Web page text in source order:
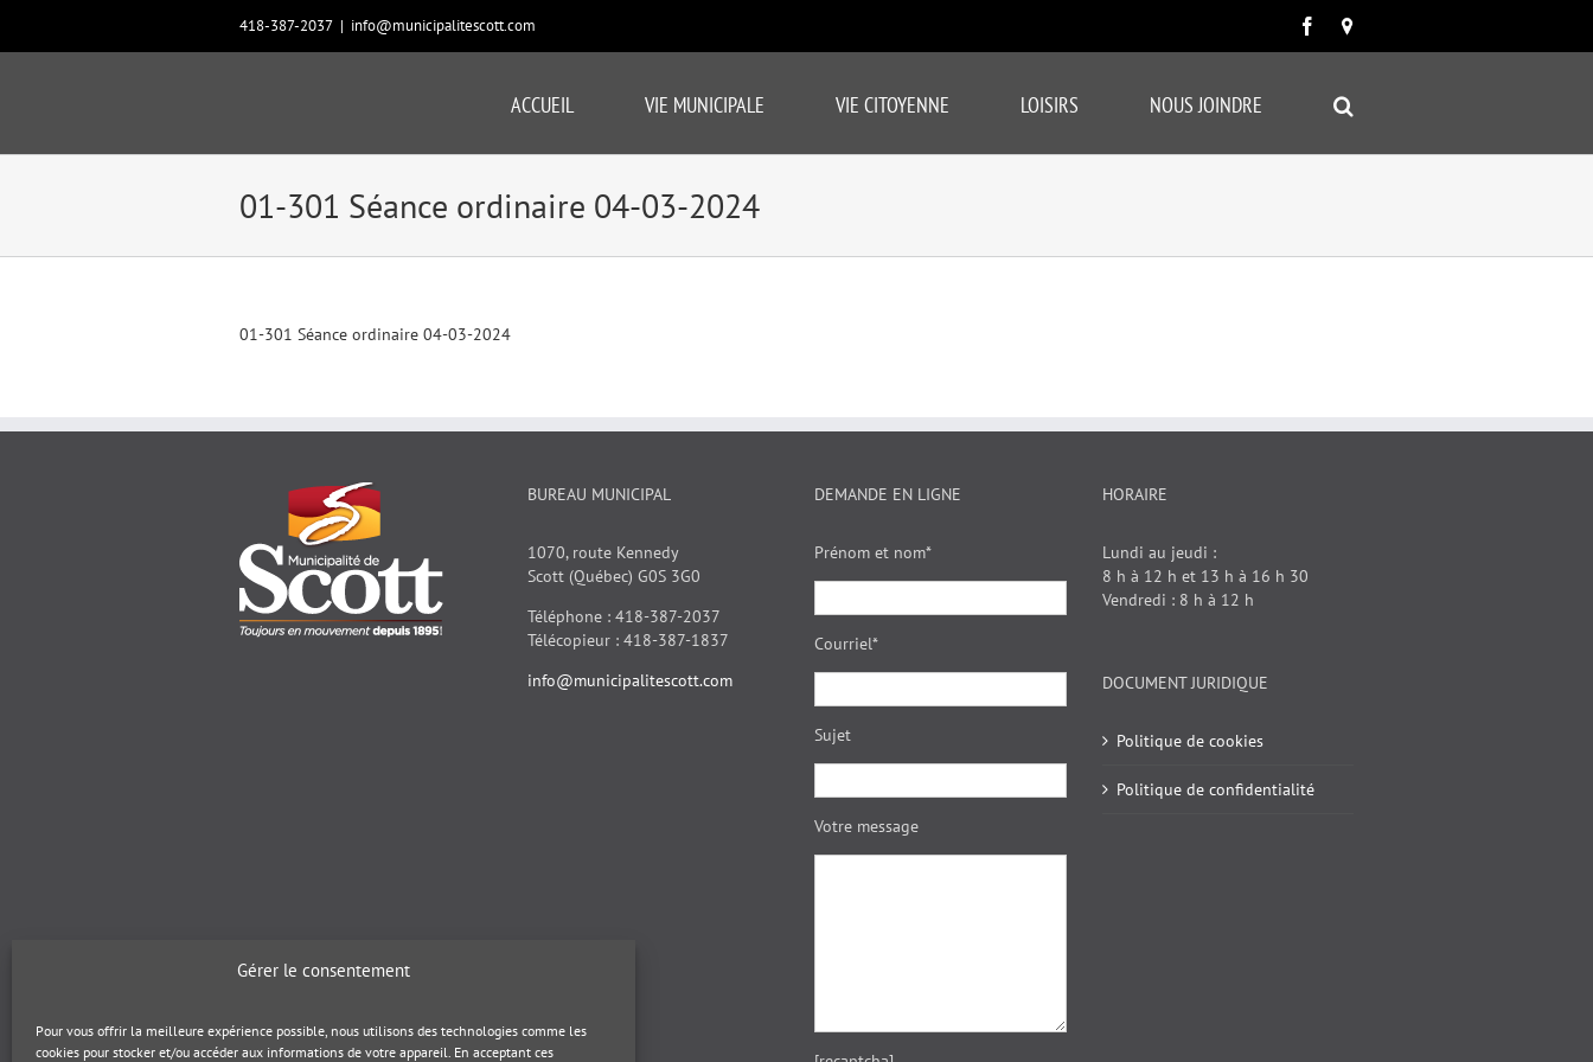
Gérer le consentement
Pour vous offrir la meilleure expérience possible, nous utilisons des technologies comme les
cookies pour stocker et/ou accéder aux informations de votre appareil. En acceptant ces
contenu
418-387-2037 | info@municipalitescott.com Facebook
Carte
ACCUEIL VIE MUNICIPALE VIE CITOYENNE LOISIRS NOUS JOINDRE
01-301 Séance ordinaire 04-03-2024
01-301 Séance ordinaire 04-03-2024
BUREAU MUNICIPAL
1070, route Kennedy
Scott (Québec) G0S 3G0
Téléphone : 418-387-2037
Télécopieur : 418-387-1837
info@municipalitescott.com
DEMANDE EN LIGNE
Prénom et nom*
Courriel*
Sujet
Votre message
HORAIRE
Lundi au jeudi :
8 h à 12 h et 13 h à 16 h 30
Vendredi : 8 h à 12 h
DOCUMENT JURIDIQUE
Politique de cookies
Politique de confidentialité